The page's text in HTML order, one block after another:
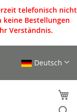
telefonisch nicht
Bestellungen
Verständnis.
Deutsch